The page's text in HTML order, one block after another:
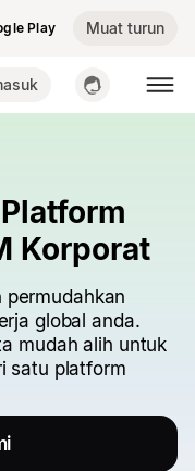
Play Muat turun
Korporat
global anda.
mudah alih untuk
satu platform